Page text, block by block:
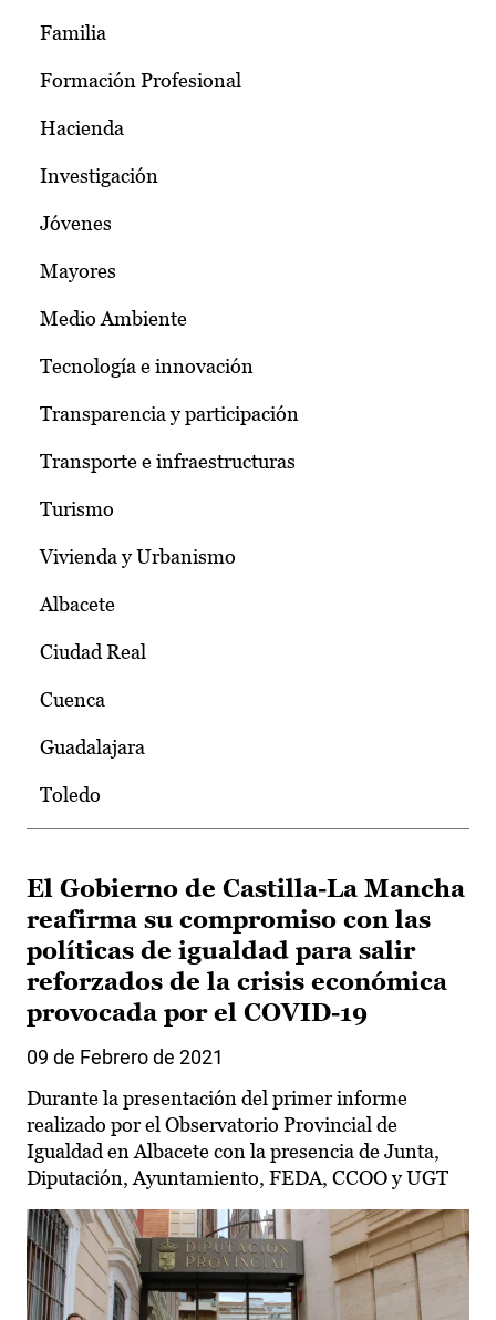
Familia
Formación Profesional
Hacienda
Investigación
Jóvenes
Mayores
Medio Ambiente
Tecnología e innovación
Transparencia y participación
Transporte e infraestructuras
Turismo
Vivienda y Urbanismo
Albacete
Ciudad Real
Cuenca
Guadalajara
Toledo
El Gobierno de Castilla-La Mancha
reafirma su compromiso con las
políticas de igualdad para salir
reforzados de la crisis económica
provocada por el COVID-19
09 de Febrero de 2021
Durante la presentación del primer informe
realizado por el Observatorio Provincial de
Igualdad en Albacete con la presencia de Junta,
Diputación, Ayuntamiento, FEDA, CCOO y UGT